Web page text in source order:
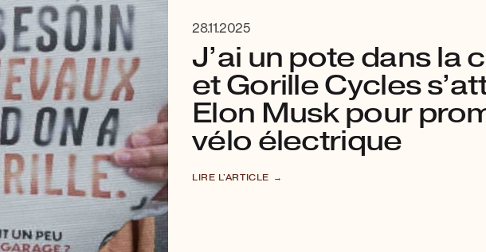
28.11.2025
J’ai un pote dans la
et Gorille Cycles
Elon Musk pour
vélo électrique
LIRE L'ARTICLE